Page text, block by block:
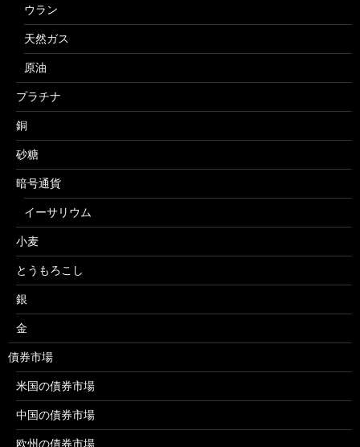
ウラン
天然ガス
原油
プラチナ
銅
砂糖
暗号通貨
イーサリウム
小麦
とうもろこし
銀
金
債券市場
米国の債券市場
中国の債券市場
欧州の債券市場